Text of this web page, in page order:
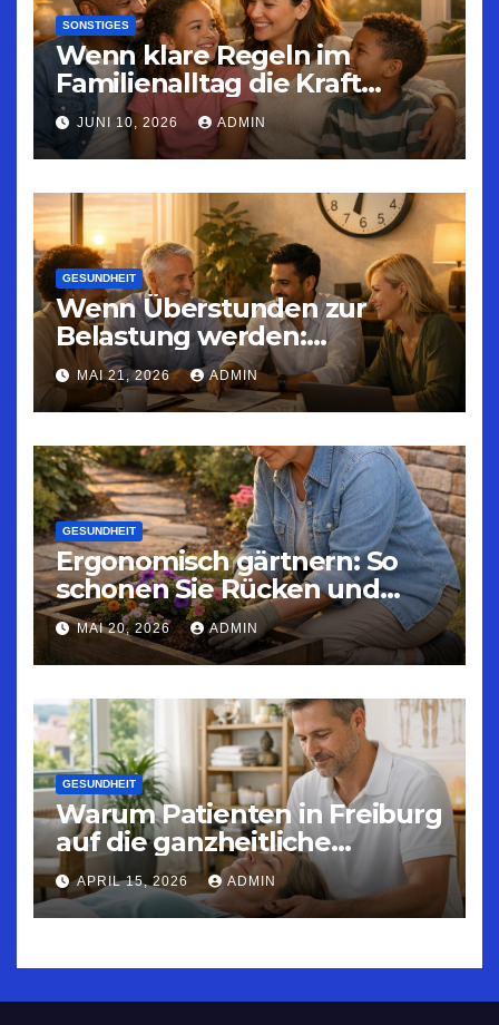
SONSTIGES
Wenn klare Regeln im
Familienalltag die Kraft
geben, Konflikte in
Gesundheit umzuwandeln
JUNI 10, 2026 ADMIN
GESUNDHEIT
Wenn Überstunden zur
Belastung werden:
Strategien für nachhaltige
Arbeitszeitgestaltung
MAI 21, 2026 ADMIN
GESUNDHEIT
Ergonomisch gärtnern: So
schonen Sie Rücken und
Gelenke
MAI 20, 2026 ADMIN
GESUNDHEIT
Warum Patienten in Freiburg
auf die ganzheitliche
Osteopathie vertrauen – Ein
Blick hinter die Kulissen
APRIL 15, 2026 ADMIN